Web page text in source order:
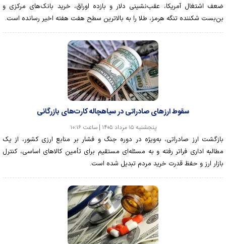
ضعف اشتغال آمریکا، عقب‌نشینی دلار و بازده اوراق، خرید بانک‌های مرکزی و
بن‌بست شکننده تنگه هرمز، طلا را به بالاترین سطح هفت هفته اخیر رسانده است.
سقوط ارزهای صادراتی در سیاهچاله کارت‌های بازرگانی
پنجشنبه ۱۵ مرداد ۱۴۰۵ | ساعت ۱۰:۱۶
بازگشت ارز صادراتی، به‌ویژه در دوره جنگ و فشار بر منابع ارزی کشور، از یک
مطالبه اداری فراتر رفته و به مسئله‌ای مستقیم برای تأمین کالا‌های اساسی، کنترل
بازار ارز و حفظ قدرت خرید مردم تبدیل شده است.